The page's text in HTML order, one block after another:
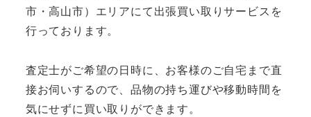
市・高山市）エリアにて出張買い取りサービスを
行っております。
査定士がご希望の日時に、お客様のご自宅まで直
接お伺いするので、品物の持ち運びや移動時間を
気にせずに買い取りができます。